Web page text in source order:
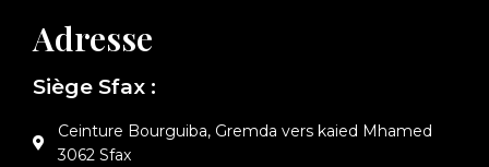
Adresse
Siège Sfax :
Ceinture Bourguiba, Gremda vers kaied Mhamed
3062 Sfax